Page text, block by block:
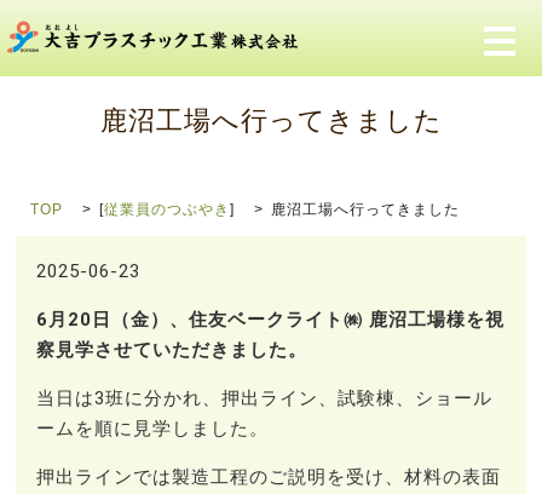
メ
鹿沼工場へ行ってきました
TOP [従業員のつぶやき] 鹿沼工場へ行ってきました
2025-06-23
6月20日（金）、住友ベークライト㈱ 鹿沼工場様を視
察見学させていただきました。
当日は3班に分かれ、押出ライン、試験棟、ショール
ームを順に見学しました。
押出ラインでは製造工程のご説明を受け、材料の表面